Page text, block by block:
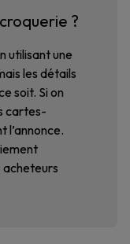
?
utilisant une
les détails
soit. Si on
cartes-
l’annonce.
acheteurs